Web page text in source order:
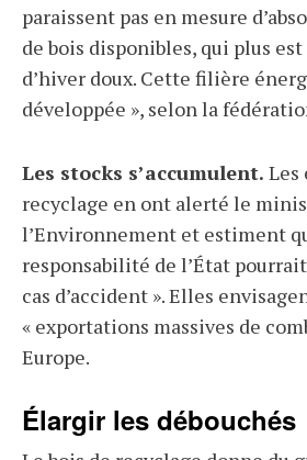
paraissent pas en mesure
de bois disponibles, qui plus
d’hiver doux. Cette filière
développée », selon la
Les stocks s’accumulent. Les
recyclage en ont alerté le
l’Environnement et estiment
responsabilité de l’État
cas d’accident ». Elles
« exportations massives de
Europe.
Élargir les débouchés